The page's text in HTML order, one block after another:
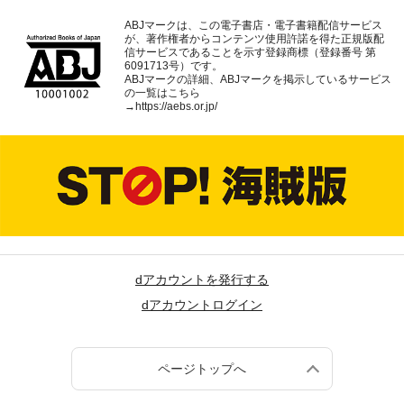
ABJマークは、この電子書店・電子書籍配信サービス
が、著作権者からコンテンツ使用許諾を得た正規版配
信サービスであることを示す登録商標（登録番号 第
6091713号）です。
ABJマークの詳細、ABJマークを掲示しているサービス
の一覧はこちら
→ https://aebs.or.jp/
dアカウントを発行する
dアカウントログイン
ページトップへ